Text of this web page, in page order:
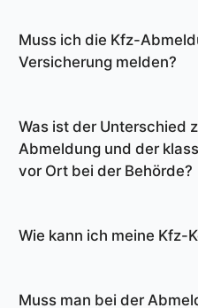
Muss ich die Kfz-
Versicherung melden?
Ihrer Versicherung. Ab
dann auch keine
Wenn Sie möchten,
Was ist der Unterschied
Abmeldung und der
vor Ort bei der Behörde?
Schritt für Schritt
Wie kann ich meine Kfz-
Muss man bei der